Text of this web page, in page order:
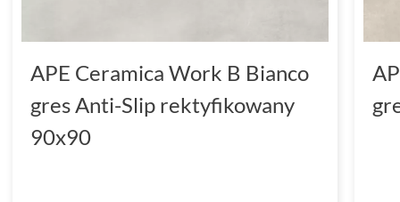
APE Ceramica Work B Bianco
gres Anti-Slip rektyfikowany
90x90